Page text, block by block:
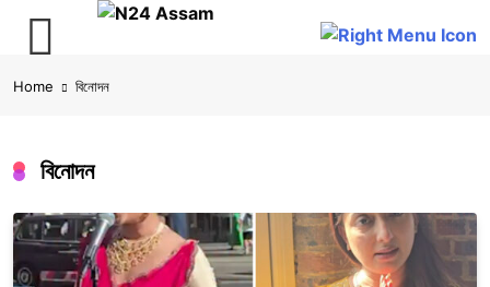
toHome বিনোদন
বিনোদন